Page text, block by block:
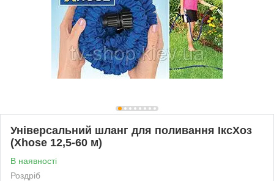
Універсальний шланг для поливання ІксХоз
(Xhose 12,5-60 м)
В наявності
Роздріб